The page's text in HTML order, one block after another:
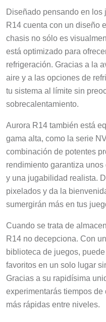
Diseñado pensando en los
R14 cuenta con un diseño
chasis no sólo es
está optimizado para
refrigeración. Gracias a la
aire y a las opciones de
tu sistema al límite sin
sobrecalentamiento.
Aurora R14 también está
gama alta, como la serie
combinación de potentes
rendimiento garantiza
y una jugabilidad realista.
pixelados y da la
sumergirán más en tus
Cuando se trata de
R14 no decepciona. Con
biblioteca de juegos,
favoritos en un solo lugar
Gracias a su rapidísima
experimentarás tiempos
más rápidas entre niveles.